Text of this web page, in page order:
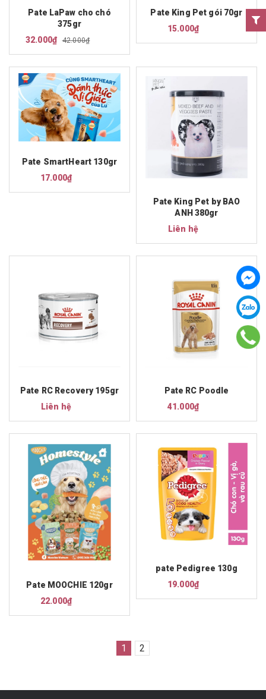
Pate LaPaw cho chó
375gr
32.000₫
42.000₫
Pate King Pet gói 70gr
15.000₫
Pate SmartHeart 130gr
17.000₫
Pate King Pet by BAO
ANH 380gr
Liên hệ
Pate RC Recovery 195gr
Liên hệ
Pate RC Poodle
41.000₫
Pate MOOCHIE 120gr
22.000₫
pate Pedigree 130g
19.000₫
1 2